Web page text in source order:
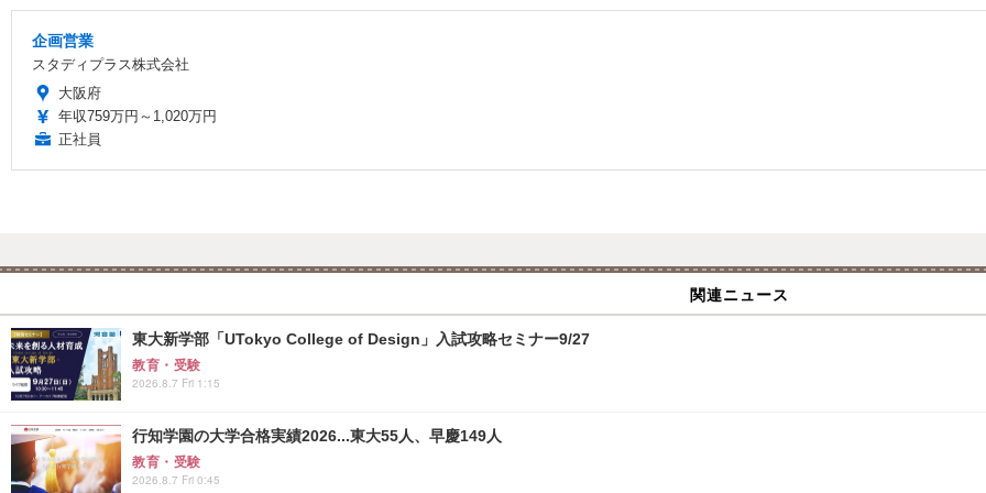
企画営業
スタディプラス株式会社
大阪府
年収759万円～1,020万円
正社員
関連ニュース
東大新学部「UTokyo College of Design」入試攻略セミナー9/27
教育・受験
2026.8.7 Fri 1:15
行知学園の大学合格実績2026...東大55人、早慶149人
教育・受験
2026.8.7 Fri 0:45